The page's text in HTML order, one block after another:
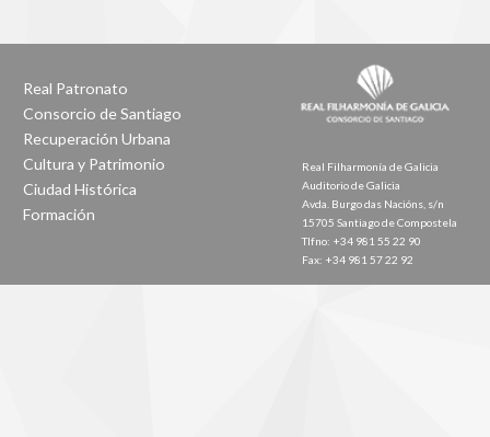
Real Patronato
Consorcio de Santiago
Recuperación Urbana
Cultura y Patrimonio
Ciudad Histórica
Formación
Real Filharmonía de Galicia
Auditorio de Galicia
Avda. Burgo das Nacións, s/n
15705 Santiago de Compostela
Tlfno: +34 981 55 22 90
Fax: +34 981 57 22 92